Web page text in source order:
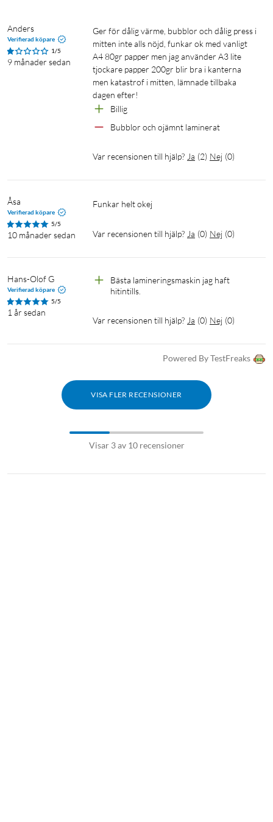
Anders
Verifierad köpare
1/5
9 månader sedan
Ger för dålig värme, bubblor och dålig press i
mitten inte alls nöjd, funkar ok med vanligt
A4 80gr papper men jag använder A3 lite
tjockare papper 200gr blir bra i kanterna
men katastrof i mitten, lämnade tillbaka
dagen efter!
Billig
Bubblor och ojämnt laminerat
Var recensionen till hjälp? Ja (2) Nej (0)
Åsa
Verifierad köpare
5/5
10 månader sedan
Funkar helt okej
Var recensionen till hjälp? Ja (0) Nej (0)
Hans-Olof G
Verifierad köpare
5/5
1 år sedan
Bästa lamineringsmaskin jag haft
hitintills.
Var recensionen till hjälp? Ja (0) Nej (0)
Powered By TestFreaks
VISA FLER RECENSIONER
Visar 3 av 10 recensioner